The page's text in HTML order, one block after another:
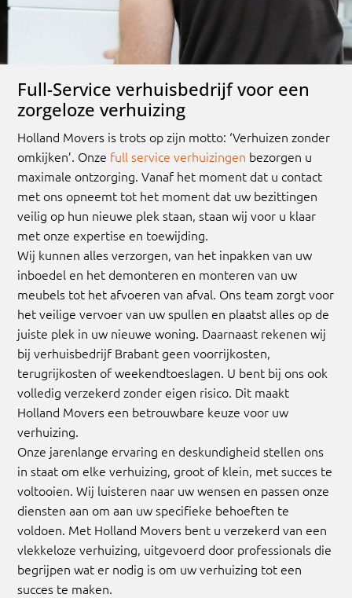
Full-Service verhuisbedrijf voor een
zorgeloze verhuizing
Holland Movers is trots op zijn motto: ‘Verhuizen zonder
omkijken’. Onze full service verhuizingen bezorgen u
maximale ontzorging. Vanaf het moment dat u contact
met ons opneemt tot het moment dat uw bezittingen
veilig op hun nieuwe plek staan, staan wij voor u klaar
met onze expertise en toewijding.
Wij kunnen alles verzorgen, van het inpakken van uw
inboedel en het demonteren en monteren van uw
meubels tot het afvoeren van afval. Ons team zorgt voor
het veilige vervoer van uw spullen en plaatst alles op de
juiste plek in uw nieuwe woning. Daarnaast rekenen wij
bij verhuisbedrijf Brabant geen voorrijkosten,
terugrijkosten of weekendtoeslagen. U bent bij ons ook
volledig verzekerd zonder eigen risico. Dit maakt
Holland Movers een betrouwbare keuze voor uw
verhuizing.
Onze jarenlange ervaring en deskundigheid stellen ons
in staat om elke verhuizing, groot of klein, met succes te
voltooien. Wij luisteren naar uw wensen en passen onze
diensten aan om aan uw specifieke behoeften te
voldoen. Met Holland Movers bent u verzekerd van een
vlekkeloze verhuizing, uitgevoerd door professionals die
begrijpen wat er nodig is om uw verhuizing tot een
succes te maken.